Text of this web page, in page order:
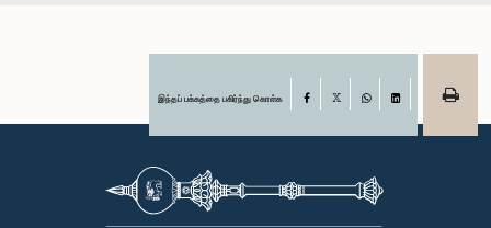
இந்தப் பக்கத்தை பகிர்ந்து கொள்க Facebook